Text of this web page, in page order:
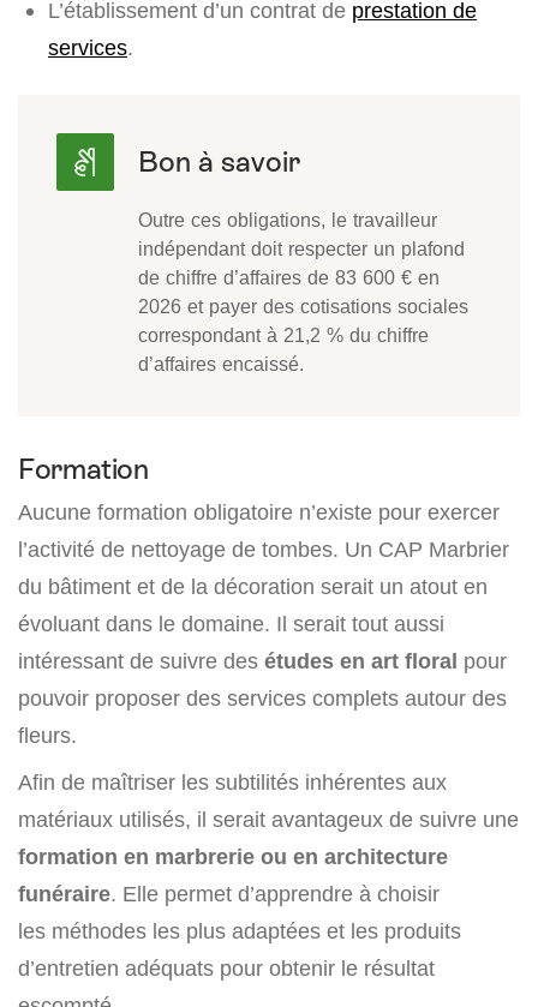
L’établissement d’un contrat de prestation de
services.
Outre ces obligations, le travailleur
indépendant doit respecter un plafond
de chiffre d’affaires de 83 600 € en
2026 et payer des cotisations sociales
correspondant à 21,2 % du chiffre
d’affaires encaissé.
Formation
Aucune formation obligatoire n’existe pour exercer
l’activité de nettoyage de tombes. Un CAP Marbrier
du bâtiment et de la décoration serait un atout en
évoluant dans le domaine. Il serait tout aussi
intéressant de suivre des études en art floral pour
pouvoir proposer des services complets autour des
fleurs.
Afin de maîtriser les subtilités inhérentes aux
matériaux utilisés, il serait avantageux de suivre une
formation en marbrerie ou en architecture
funéraire. Elle permet d’apprendre à choisir
les méthodes les plus adaptées et les produits
d’entretien adéquats pour obtenir le résultat